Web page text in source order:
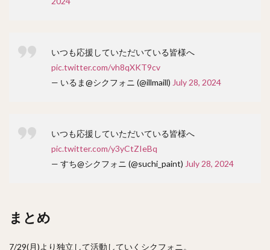
いつも応援していただいている皆様へ
pic.twitter.com/vh8qXKT9cv
— いるま@シクフォニ (@illmaill) July 28, 2024
いつも応援していただいている皆様へ
pic.twitter.com/y3yCtZIeBq
— すち@シクフォニ (@suchi_paint) July 28, 2024
まとめ
7/29(月)より独立して活動していくシクフォニ。